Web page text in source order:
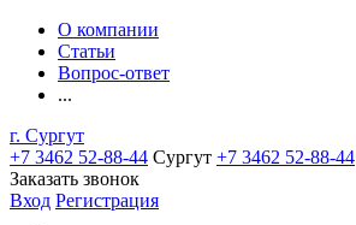
О компании
Статьи
Вопрос-ответ
...
г. Сургут
+7 3462 52-88-44 Сургут +7 3462 52-88-44
Заказать звонок
Вход Регистрация